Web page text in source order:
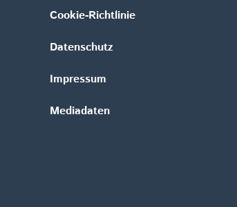
Cookie-Richtlinie
Datenschutz
Impressum
Mediadaten